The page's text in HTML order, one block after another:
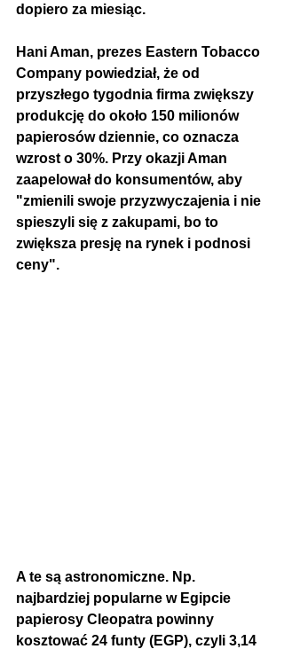
dopiero za miesiąc.
Hani Aman, prezes Eastern Tobacco
Company powiedział, że od
przyszłego tygodnia firma zwiększy
produkcję do około 150 milionów
papierosów dziennie, co oznacza
wzrost o 30%. Przy okazji Aman
zaapelował do konsumentów, aby
"zmienili swoje przyzwyczajenia i nie
spieszyli się z zakupami, bo to
zwiększa presję na rynek i podnosi
ceny".
A te są astronomiczne. Np.
najbardziej popularne w Egipcie
papierosy Cleopatra powinny
kosztować 24 funty (EGP), czyli 3,14